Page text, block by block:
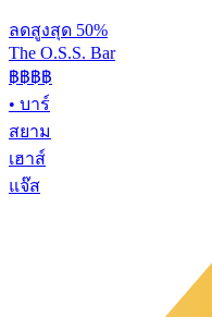
ลดสูงสุด 50%
The O.S.S. Bar
฿฿฿฿
• บาร์
สยาม
เฮาส์
แจ๊ส